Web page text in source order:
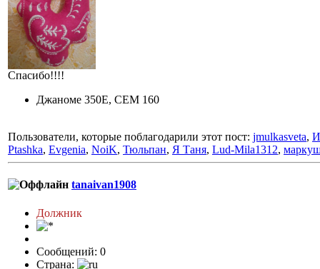
Спасибо!!!!
Джаноме 350Е, СЕМ 160
Пользователи, которые поблагодарили этот пост: jmulkasveta,
Ptashka, Evgenia, NoiK, Тюльпан, Я Таня, Lud-Mila1312,
tanaivan1908
Должник
Сообщений: 0
Страна: